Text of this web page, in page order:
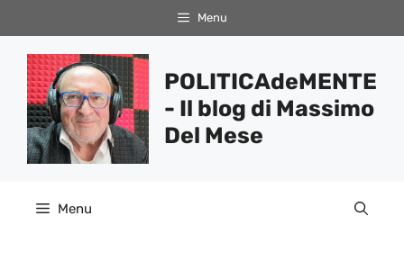
al
contenuto
Menu
POLITICAdeMENTE
- Il blog di Massimo
Del Mese
Menu